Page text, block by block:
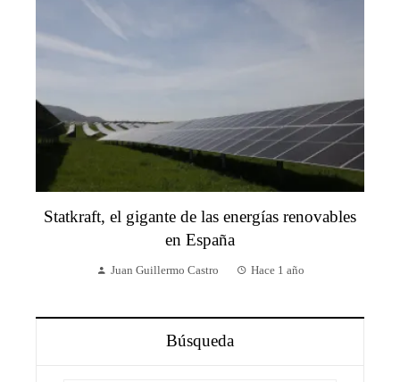
Statkraft, el gigante de las energías renovables
en España
Juan Guillermo Castro Hace 1 año
Búsqueda